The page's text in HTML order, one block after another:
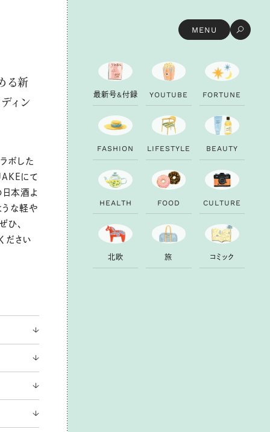
MENU
る新
ィン
ボした
にて
本酒よ
うな軽や
ひ、
ださい
最新号&付録 YOUTU B E FORTU N E
FAS H ION LI FESTYLE B EAUTY
H EALTH FOOD CU LTU RE
北欧 旅 コ ミ ック